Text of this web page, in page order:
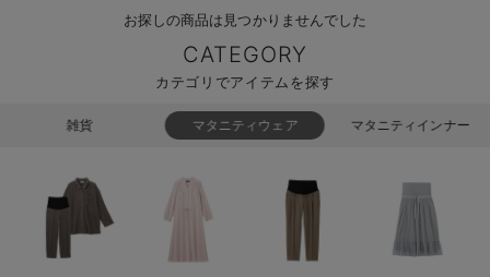
買って正解！高評価レビューアイテム
冬に可愛いニットがお得！
親子コーデ｜ママとベビーにおすすめ！
便利な育児家電
Gift Selection 出産祝い
お探しの商品は見つかりませんでした
CATEGORY
カテゴリでアイテムを探す
雑貨 マタニティウェア マタニティインナー